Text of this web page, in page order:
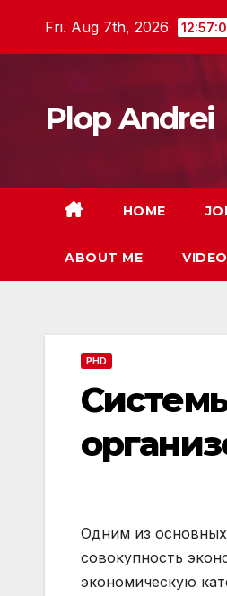
Fri. Aug 7th, 2026
Plop Andrei
HOME
ABOUT ME VIDEO
PHD
Одним из
совокупность
экономическую